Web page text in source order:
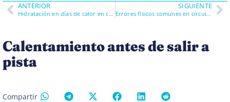
ANTERIOR
Hidratación en días de calor en circuito
SIGUIENTE
Errores físicos comunes en circuito
Calentamiento antes de salir a
pista
Compartir